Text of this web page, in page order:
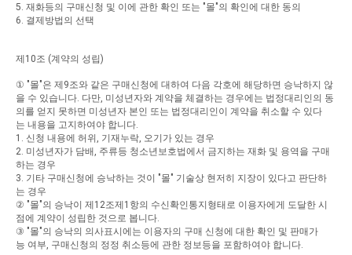
5. 재화등의 구매신청 및 이에 관한 확인 또는 "몰"의 확인에 대한 동의
6. 결제방법의 선택
제10조 (계약의 성립)
① "몰"은 제9조와 같은 구매신청에 대하여 다음 각호에 해당하면 승낙하지 않
을 수 있습니다 다만 미성년자와 계약을 체결하는 경우에는 법정대리인의 동
의를 얻지 못하면 미성년자 본인 또는 법정대리인이 계약을 취소할 수 있다
는 내용을 고지하여야 합니다
1. 신청 내용에 허위 기재누락 오기가 있는 경우
2. 미성년자가 담배 주류등 청소년보호법에서 금지하는 재화 및 용역을 구매
하는 경우
3. 기타 구매신청에 승낙하는 것이 "몰" 기술상 현저히 지장이 있다고 판단하
는 경우
② "몰"의 승낙이 제12조제1 항의 수신확인통지형태로 이용자에게 도달한 시
점에 계약이 성립한 것으로 봅니다
③ "몰"의 승낙의 의사표시에는 이용자의 구매 신청에 대한 확인 및 판매가
능 여부 구매신청의 정정 취소등에 관한 정보등을 포함하여야 합니다